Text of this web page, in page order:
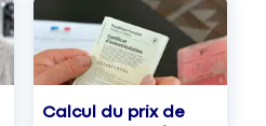
Calcul du prix de